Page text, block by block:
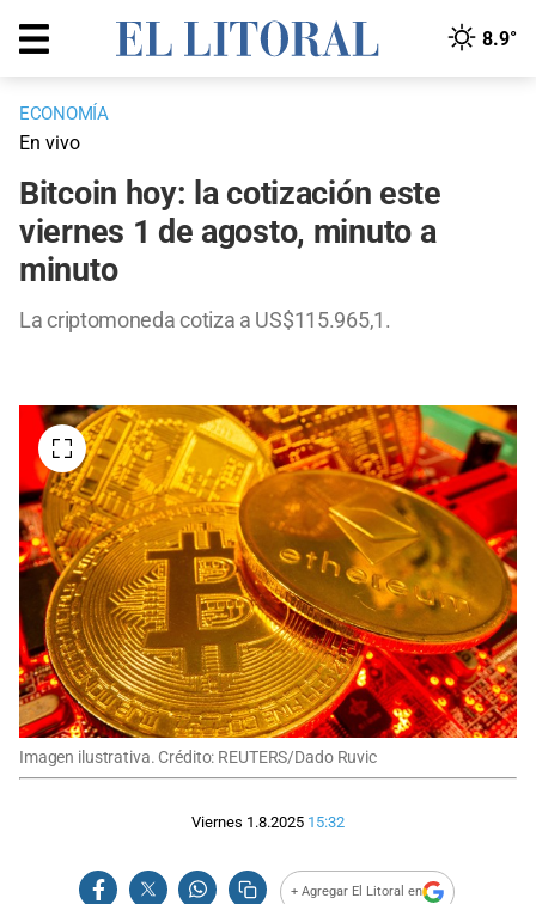
8.9°
ECONOMÍA
En vivo
Bitcoin hoy: la cotización este
viernes 1 de agosto, minuto a
minuto
La criptomoneda cotiza a US$115.965,1.
Imagen ilustrativa. Crédito: REUTERS/Dado Ruvic
Viernes 1.8.2025 15:32
+ Agregar El Litoral en